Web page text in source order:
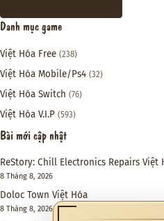
Danh mục game
Việt Hóa Free (238)
Việt Hóa Mobile/Ps4 (32)
Việt Hóa Switch (76)
Việt Hóa V.I.P (593)
Bài mới cập nhật
ReStory: Chill Electronics Repairs Việt
8 Tháng 8, 2026
Doloc Town Việt Hóa
8 Tháng 8, 2026